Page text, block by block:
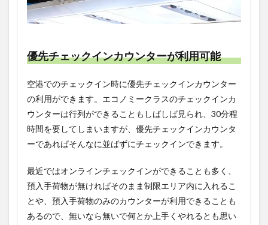
優先チェックインカウンターが利用可能
空港でのチェックイン時に優先チェックインカウンター
の利用ができます。エコノミークラスのチェックインカ
ウンターは行列ができることもしばしば見られ、30分程
時間を要してしまいますが、優先チェックインカウンタ
ーであればそんなに並ばずにチェックインできます。
最近ではオンラインチェックインができることも多く、
預入手荷物が無ければそのまま制限エリア内に入れるこ
とや、預入手荷物のみのカウンターが利用できることも
あるので、無いなら無いで何とか上手くやれるとも思い